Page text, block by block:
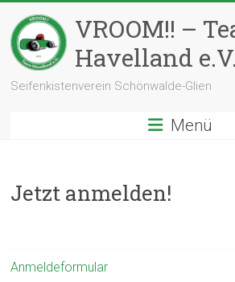
Inhalt
springen
VROOM!! –
Havelland e.V.
Seifenkistenverein Schönwalde-Glien
Menü
Jetzt anmelden!
Anmeldeformular